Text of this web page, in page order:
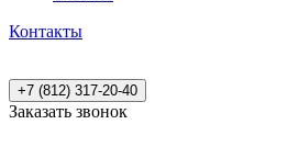
Контакты
+7 (812) 317-20-40
Заказать звонок